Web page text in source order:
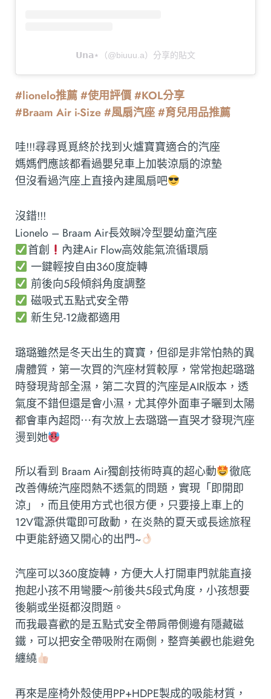
𝗨𝗻𝗮⋆（@biuuu.a）分享的貼文
#lionelo推薦 #使用評價 #KOL分享
#Braam Air i-Size #風扇汽座 #育兒用品推薦
哇!!!尋尋覓覓終於找到火爐寶寶適合的汽座
媽媽們應該都看過嬰兒車上加裝涼扇的涼墊
但沒看過汽座上直接內建風扇吧
沒錯!!!
Lionelo – Braam Air長效瞬冷型嬰幼童汽座
首創
內建Air Flow高效能氣流循環扇
一鍵輕按自由360度旋轉
前後向5段傾斜角度調整
磁吸式五點式安全帶
新生兒-12歲都適用
璐璐雖然是冬天出生的寶寶，但卻是非常怕熱的異
膚體質，第一次買的汽座材質較厚，常常抱起璐璐
時發現背部全濕，第二次買的汽座是AIR版本，透
氣度不錯但還是會小濕，尤其停外面車子曬到太陽
都會車內超悶⋯有次放上去璐璐一直哭才發現汽座
燙到她
所以看到 Braam Air獨創技術時真的超心動
徹底
改善傳統汽座悶熱不透氣的問題，實現「即開即
涼」，而且使用方式也很方便，只要接上車上的
12V電源供電即可啟動，在炎熱的夏天或長途旅程
中更能舒適又開心的出門~
汽座可以360度旋轉，方便大人打開車門就能直接
抱起小孩不用彎腰～前後共5段式角度，小孩想要
後躺或坐挺都沒問題。
而我最喜歡的是五點式安全帶肩帶側邊有隱藏磁
鐵，可以把安全帶吸附在兩側，整齊美觀也能避免
纏繞
再來是座椅外殼使用PP+HDPE製成的吸能材質，